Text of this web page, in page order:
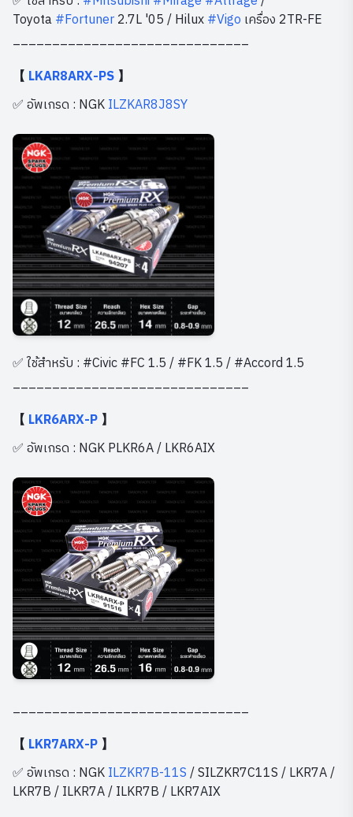
Toyota#Fortuner2.7L '05 / Hilux#Vigo เครื่อง 2TR-FE
______________________________
【 LKAR8ARX-PS 】
✅ อัพเกรด : NGKILZKAR8J8SY
✅ ใช้สำหรับ : #Civic #FC 1.5 / #FK 1.5 / #Accord 1.5
______________________________
【 LKR6ARX-P 】
✅ อัพเกรด : NGK PLKR6A / LKR6AIX
______________________________
【 LKR7ARX-P 】
✅ อัพเกรด : NGKILZKR7B-11S/ SILZKR7C11S / LKR7A /
LKR7B / ILKR7A / ILKR7B / LKR7AIX